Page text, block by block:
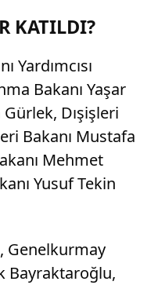
ifade edildi.
KATILDI?
Yardımcısı
Bakanı Yaşar
Gürlek, Dışişleri
Bakanı Mustafa
Mehmet
Yusuf Tekin
Genelkurmay
Bayraktaroğlu,